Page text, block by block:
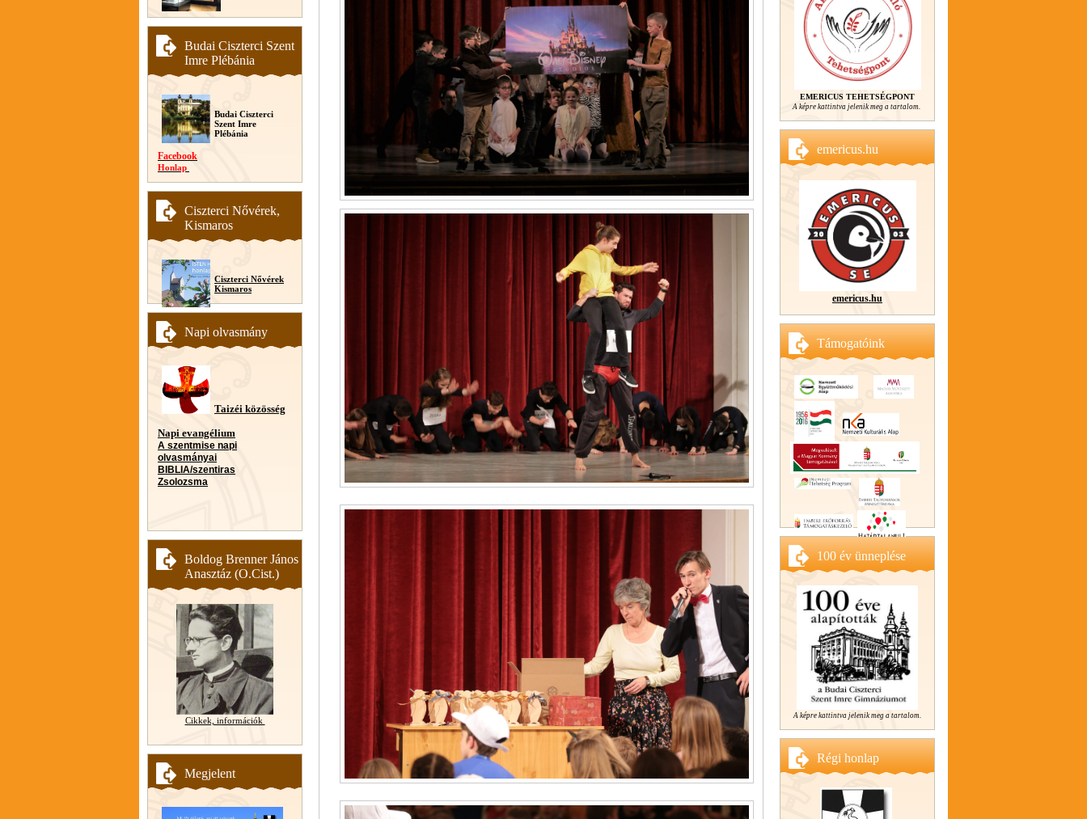
Budai Ciszterci Szent
Imre Plébánia
Budai Ciszterci
Szent Imre
Plébánia
Facebook
Honlap
Ciszterci Nővérek,
Kismaros
Ciszterci Nővérek
Kismaros
Napi olvasmány
Taizéi közösség
Napi evangélium
A szentmise napi
olvasmányai
BIBLIA/szentiras
Zsolozsma
Boldog Brenner János
Anasztáz (O.Cist.)
Cikkek, információk
Megjelent
EMERICUS TEHETSÉGPONT
A képre kattintva jelenik meg a tartalom.
emericus.hu
emericus.hu
Támogatóink
100 év ünneplése
A képre kattintva jelenik meg a tartalom.
Régi honlap